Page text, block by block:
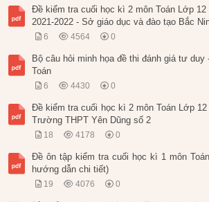
Đề kiểm tra cuối học kì 2 môn Toán Lớp 12
2021-2022 - Sở giáo dục và đào tạo Bắc
6 4564 0
Bộ câu hỏi minh họa đề thi đánh giá tư
Toán
6 4430 0
Đề kiểm tra cuối học kì 2 môn Toán Lớp 12
Trường THPT Yên Dũng số 2
18 4178 0
Đề ôn tập kiểm tra cuối học kì 1 môn
hướng dẫn chi tiết)
19 4076 0